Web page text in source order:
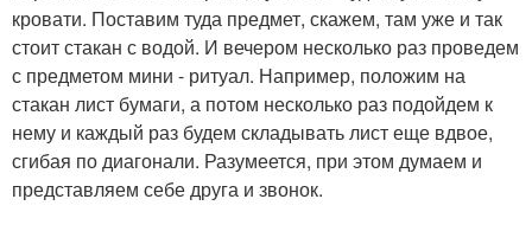
кровати. Поставим туда предмет, скажем, там уже и так
стоит стакан с водой. И вечером несколько раз проведем
с предметом мини - ритуал. Например, положим на
стакан лист бумаги, а потом несколько раз подойдем к
нему и каждый раз будем складывать лист еще вдвое,
сгибая по диагонали. Разумеется, при этом думаем и
представляем себе друга и звонок.